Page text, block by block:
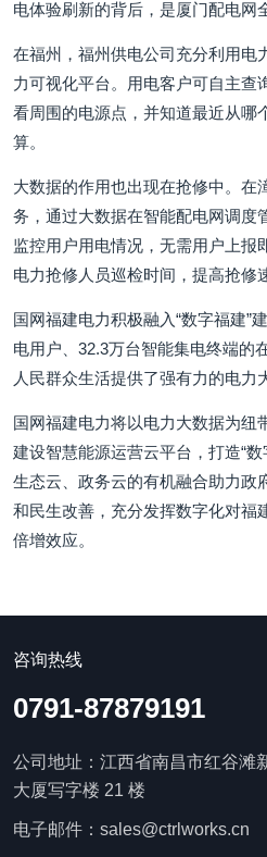
电体验刷新的背后，是厦门配电网
在福州，福州供电公司充分利用电
力可视化平台。用电客户可自主查
看周围的电源点，并知道最近从哪
算。
大数据的作用也出现在抢修中。在
务，通过大数据在智能配电网调度
监控用户用电情况，无需用户上报
电力抢修人员巡检时间，提高抢修
国网福建电力积极融入“数字福建”
电用户、32.3万台智能集电终端的
人民群众生活提供了强有力的电力
国网福建电力将以电力大数据为纽
建设智慧能源运营云平台，打造“数
生态云、政务云的有机融合助力政
和民生改善，充分发挥数字化对福
倍增效应。
咨询热线
0791-87879191
公司地址：江西省南昌市红谷滩
大厦写字楼 21 楼
电子邮件：sales@ctrlworks.cn